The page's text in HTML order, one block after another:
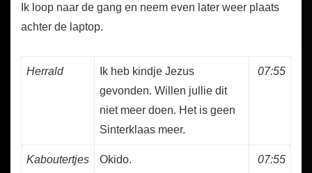
Ik loop naar de gang en neem even later weer plaats
achter de laptop.
Herrald
Ik heb kindje Jezus
gevonden. Willen jullie dit
niet meer doen. Het is geen
Sinterklaas meer.
07:55
Kaboutertjes Okido. 07:55